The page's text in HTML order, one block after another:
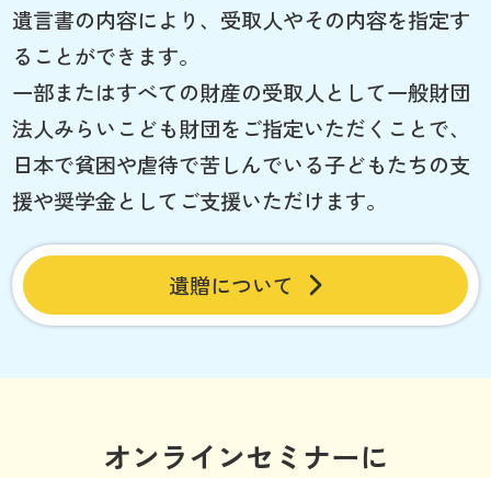
遺言書の内容により、受取人やその内容を指定す
ることができます。
一部またはすべての財産の受取人として一般財団
法人みらいこども財団をご指定いただくことで、
日本で貧困や虐待で苦しんでいる子どもたちの支
援や奨学金としてご支援いただけます。
遺贈について
オンラインセミナーに